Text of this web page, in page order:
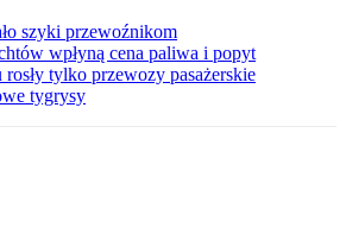
szyki przewoźnikom
wpłyną cena paliwa i popyt
tylko przewozy pasażerskie
tygrysy